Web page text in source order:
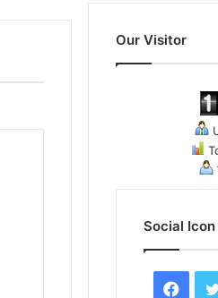
Our Visitor
Social Icon